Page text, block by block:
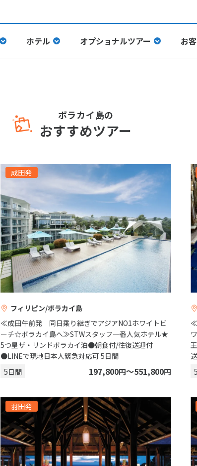
ホテル オプショナルツアー お
ボラカイ島の
おすすめツアー
成田発
フィリピン/ボラカイ島
≪成田午前発 同日乗り継ぎでアジアNO1ホワイトビ
ーチ☆ボラカイ島へ≫STWスタッフ一番人気ホテル★
5つ星ザ・リンドボラカイ泊●朝食付/往復送迎付
●LINEで現地日本人緊急対応可 5日間
5日間 197,800円〜551,800円
≪
羽田発